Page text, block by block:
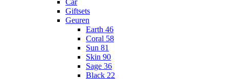
Car
Giftsets
Geuren
Earth 46
Coral 58
Sun 81
Skin 90
Sage 36
Black 22